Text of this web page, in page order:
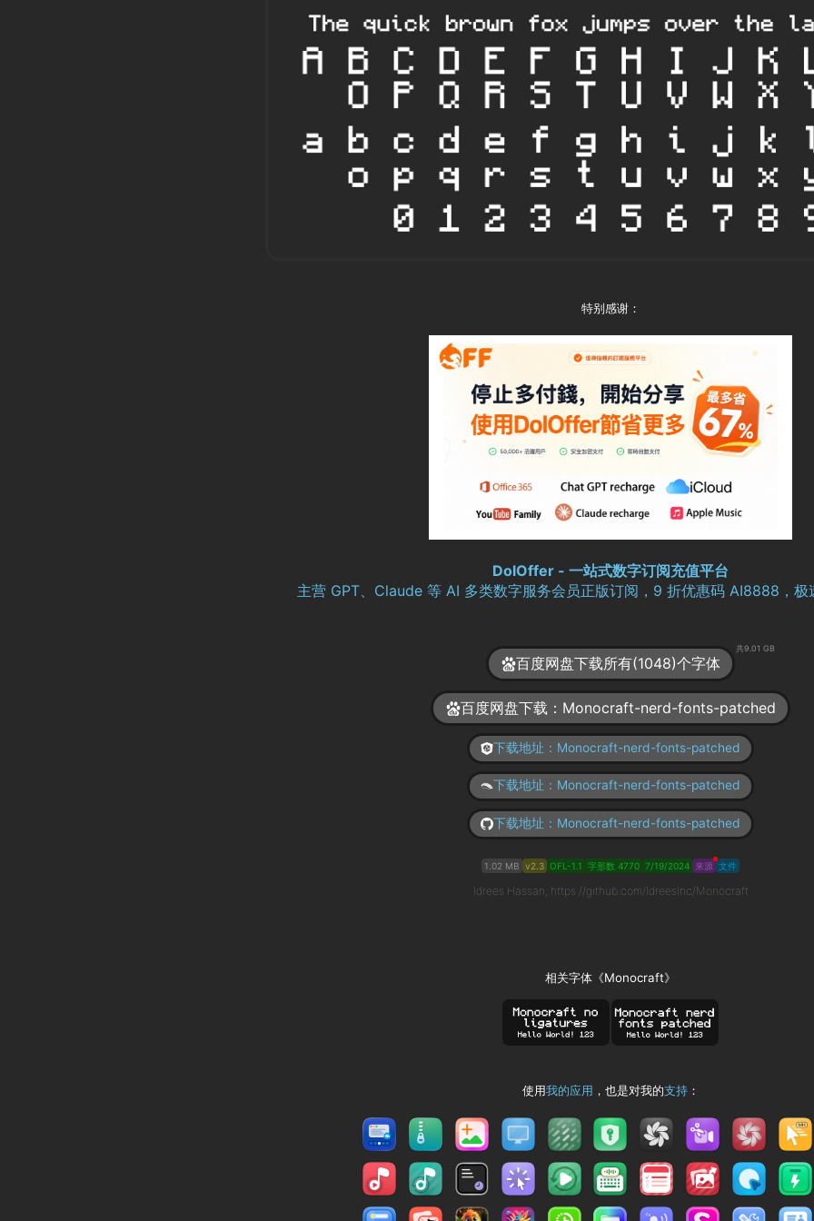
特别感谢：
DolOffer - 一站式数字订阅充值平台
主营 GPT、Claude 等 AI 多类数字服务会员正版订阅，9 折优惠码 AI8888，极
百度网盘下载所有(1048)个字体
共9.01 GB
百度网盘下载：Monocraft-nerd-fonts-patched
下载地址：Monocraft-nerd-fonts-patched
下载地址：Monocraft-nerd-fonts-patched
下载地址：Monocraft-nerd-fonts-patched
1.02 MB v2.3 OFL-1.1 字形数 4770 7/19/2024 来源 文件
Idrees Hassan, https://github.com/IdreesInc/Monocraft
相关字体《Monocraft》
使用我的应用 ，也是对我的支持：